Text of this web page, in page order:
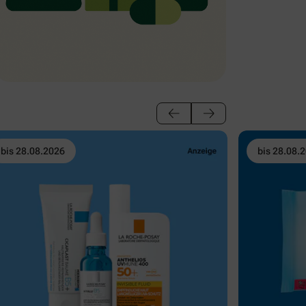
bis 28.08.2026 bis